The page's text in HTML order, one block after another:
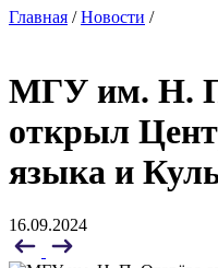
Главная /Новости /
МГУ им. Н.
открыл
языка и
16.09.2024